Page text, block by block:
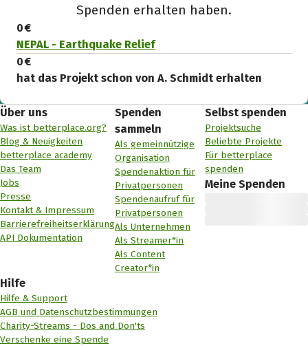
Spenden erhalten haben.
0 €
NEPAL - Earthquake Relief
0 €
hat das Projekt schon von A. Schmidt erhalten
Über uns
Was ist betterplace.org?
Blog & Neuigkeiten
betterplace academy
Das Team
Jobs
Presse
Kontakt & Impressum
Barrierefreiheitserklärung
API Dokumentation
Spenden
sammeln
Als gemeinnützige
Organisation
Spendenaktion für
Privatpersonen
Spendenaufruf für
Privatpersonen
Als Unternehmen
Als Streamer*in
Als Content
Creator*in
Selbst spenden
Projektsuche
Beliebte Projekte
Für betterplace
spenden
Meine Spenden
Hilfe
Hilfe & Support
AGB und Datenschutzbestimmungen
Charity-Streams - Dos and Don'ts
Verschenke eine Spende